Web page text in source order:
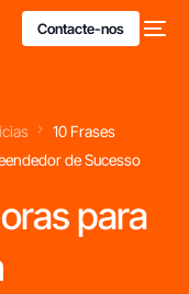
Contacte-nos
10 Frases
de Sucesso
para